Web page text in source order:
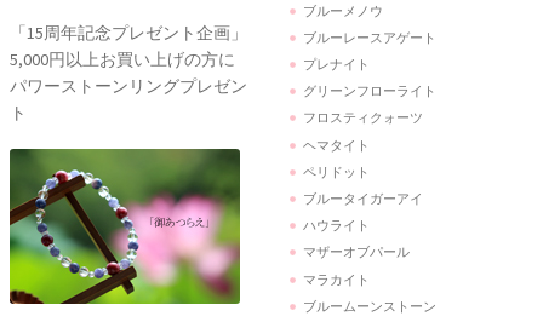
「15周年記念プレゼント企画」
5,000円以上お買い上げの方に
パワーストーンリングプレゼン
ト
ブルーメノウ
ブルーレースアゲート
プレナイト
グリーンフローライト
フロスティクォーツ
ヘマタイト
ペリドット
ブルータイガーアイ
ハウライト
マザーオブパール
マラカイト
ブルームーンストーン